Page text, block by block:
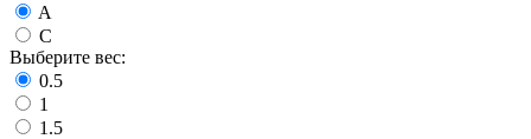
A
C
Выберите вес:
0.5
1
1.5